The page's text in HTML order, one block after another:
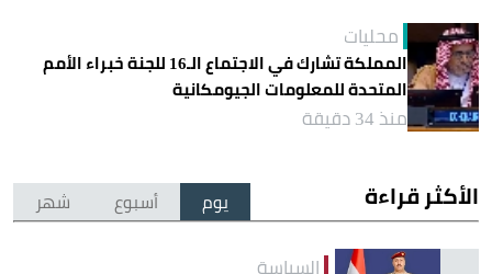
محليات
المملكة تشارك في الاجتماع الـ16 للجنة خبراء الأمم
المتحدة للمعلومات الجيومكانية
منذ 34 دقيقة
الأكثر قراءة يوم أسبوع شهر